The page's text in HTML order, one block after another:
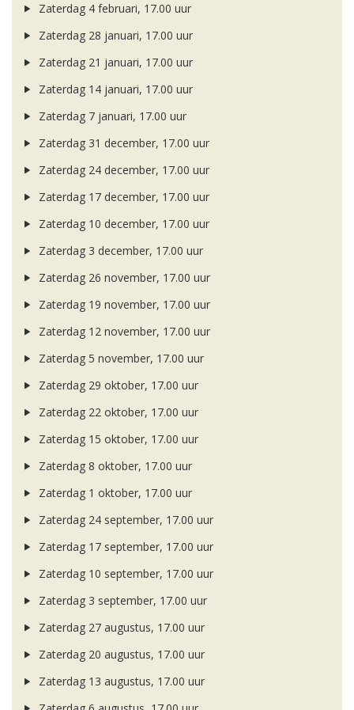
Zaterdag 4 februari, 17.00 uur
Zaterdag 28 januari, 17.00 uur
Zaterdag 21 januari, 17.00 uur
Zaterdag 14 januari, 17.00 uur
Zaterdag 7 januari, 17.00 uur
Zaterdag 31 december, 17.00 uur
Zaterdag 24 december, 17.00 uur
Zaterdag 17 december, 17.00 uur
Zaterdag 10 december, 17.00 uur
Zaterdag 3 december, 17.00 uur
Zaterdag 26 november, 17.00 uur
Zaterdag 19 november, 17.00 uur
Zaterdag 12 november, 17.00 uur
Zaterdag 5 november, 17.00 uur
Zaterdag 29 oktober, 17.00 uur
Zaterdag 22 oktober, 17.00 uur
Zaterdag 15 oktober, 17.00 uur
Zaterdag 8 oktober, 17.00 uur
Zaterdag 1 oktober, 17.00 uur
Zaterdag 24 september, 17.00 uur
Zaterdag 17 september, 17.00 uur
Zaterdag 10 september, 17.00 uur
Zaterdag 3 september, 17.00 uur
Zaterdag 27 augustus, 17.00 uur
Zaterdag 20 augustus, 17.00 uur
Zaterdag 13 augustus, 17.00 uur